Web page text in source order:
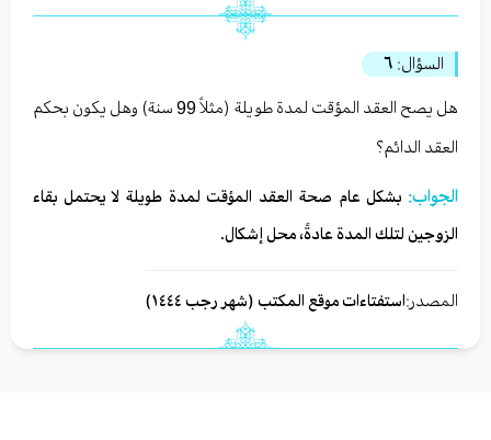
السؤال: ٦
هل يصح العقد المؤقت لمدة طويلة (مثلاً 99 سنة) وهل يكون بحكم
العقد الدائم؟
الجواب: بشكل عام صحة العقد المؤقت لمدة طويلة لا يحتمل بقاء
الزوجين لتلك المدة عادةً، محل إشكال.
المصدر:استفتاءات موقع المكتب (شهر رجب ١٤٤٤)